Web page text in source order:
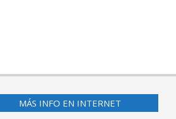
MÁS INFO EN INTERNET